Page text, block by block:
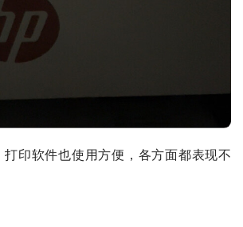
印软件也使用方便，各方面都表现不